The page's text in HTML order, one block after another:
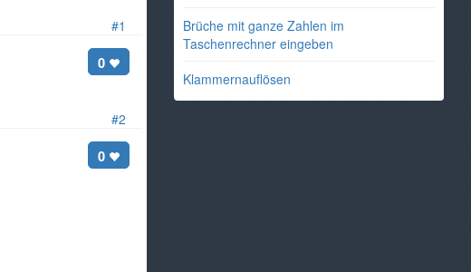
#1
#2
0
0
Brüche mit ganze Zahlen im
Taschenrechner eingeben
Klammernauflösen